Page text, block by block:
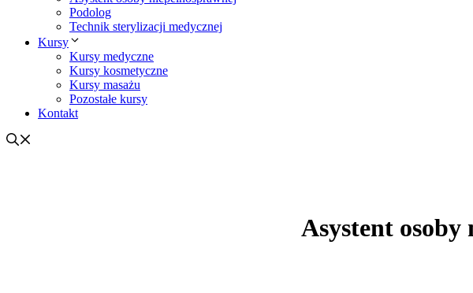
Podolog
Technik sterylizacji medycznej
Kursy
Kursy medyczne
Kursy kosmetyczne
Kursy masażu
Pozostałe kursy
Kontakt
Asystent osoby